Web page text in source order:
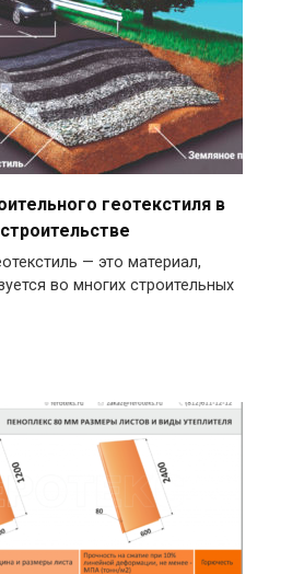
геотекстиля в
— это материал,
во многих строительных